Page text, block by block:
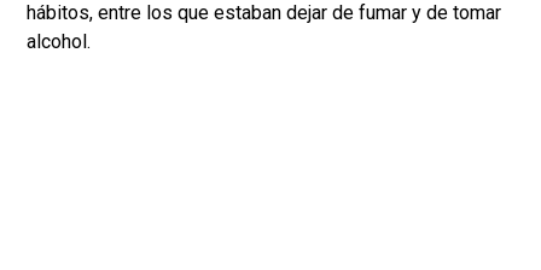
hábitos, entre los que estaban dejar de fumar y de tomar
alcohol.